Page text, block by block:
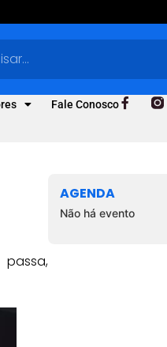
Fale Conosco
AGENDA
Não há evento